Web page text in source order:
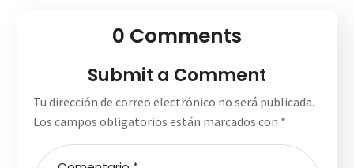
0 Comments
Submit a Comment
Tu dirección de correo electrónico no será publicada.
Los campos obligatorios están marcados con *